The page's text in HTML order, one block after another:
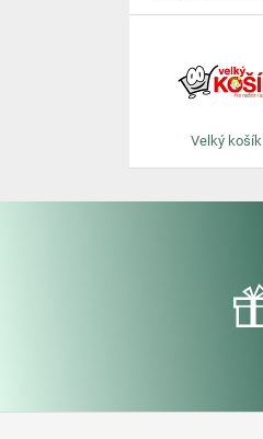
Velký košík